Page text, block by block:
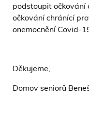
podstoupit očkování
očkování chránící
onemocnění Covid-
Děkujeme,
Domov seniorů